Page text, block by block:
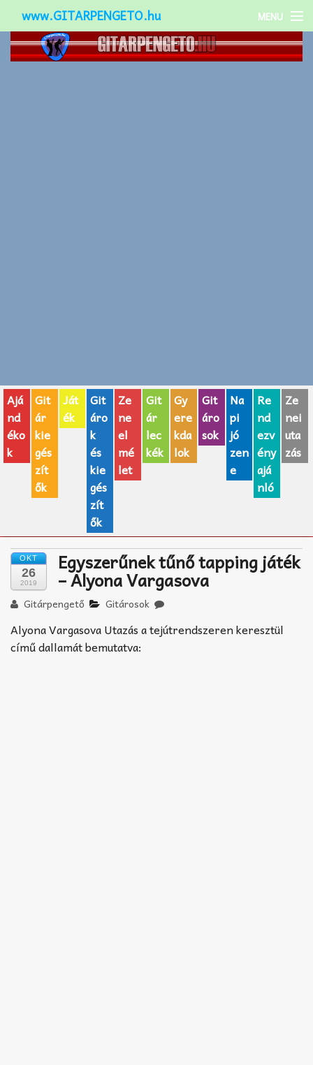
www.GITARPENGETO.hu MENU
Népszerű-
AJÁNDÉK ÖTLETEK
Vicces
GITÁR MÁRKÁK
TOP100 nóta
Zeneiskolák
Zeneszerzés alapjai
Akkord-kotta
Ajá
nd
éko
k
Git
ár
kie
gés
zít
ők
Ját
ék
Git
áro
k
és
kie
gés
zít
ők
Ze
ne
el
mé
let
Git
ár
lec
kék
Gy
ere
kda
lok
Git
áro
sok
Na
pi
jó
zen
e
Re
nd
ezv
ény
ajá
nló
Ze
nei
uta
zás
OKT
26
2019
Egyszerűnek tűnő tapping játék
– Alyona Vargasova
Gitárpengető Gitárosok
Alyona Vargasova Utazás a tejútrendszeren keresztül
című dallamát bemutatva: